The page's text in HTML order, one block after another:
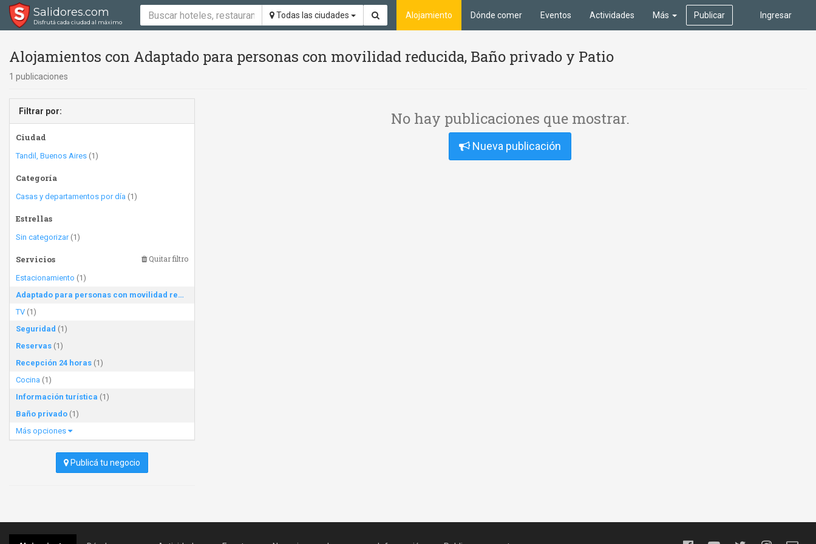
Salidores.com
Disfrutá cada ciudad al máximo
Todas las ciudades Ingresar
Alojamiento Dónde comer Eventos Actividades Más Publicar
Alojamientos con Adaptado para personas con movilidad reducida, Baño privado y Patio
1 publicaciones
Filtrar por:
Ciudad
Tandil, Buenos Aires (1)
Categoría
Casas y departamentos por día (1)
Estrellas
Sin categorizar(1)
Servicios Quitar filtro
Estacionamiento (1)
Adaptado para personas con movilidad reducida
TV (1)
Seguridad (1)
Reservas (1)
Recepción 24 horas (1)
Cocina (1)
Información turística (1)
Baño privado (1)
Más opciones
Publicá tu negocio
No hay publicaciones que mostrar.
Nueva publicación